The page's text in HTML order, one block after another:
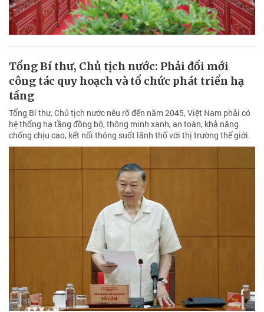
Tổng Bí thư, Chủ tịch nước: Phải đổi mới
công tác quy hoạch và tổ chức phát triển hạ
tầng
Tổng Bí thư, Chủ tịch nước nêu rõ đến năm 2045, Việt Nam phải có
hệ thống hạ tầng đồng bộ, thông minh xanh, an toàn, khả năng
chống chịu cao, kết nối thông suốt lãnh thổ với thị trường thế giới.